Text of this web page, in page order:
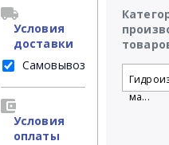
Условия
доставки
Самовывоз
Условия
оплаты
ма...